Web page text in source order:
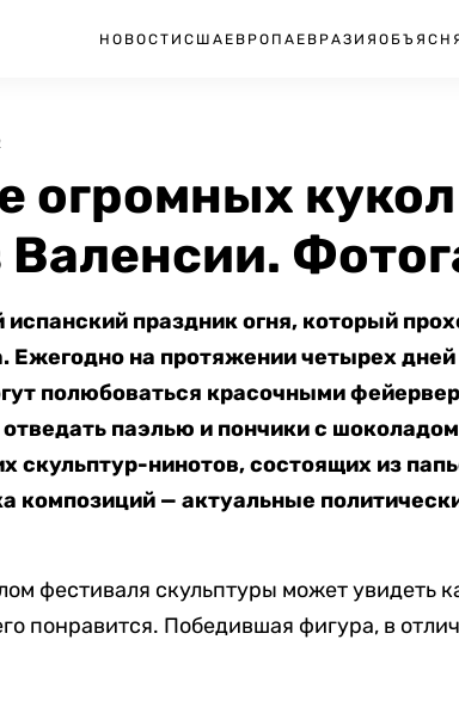
НОВОСТИ США ЕВРОПА ЕВРАЗИЯ
огромных
праздник огня, который
Ежегодно на протяжении четырех
полюбоваться красочными
паэлью и пончики с
скульптур-нинотов, состоящих из
композиций — актуальные
фестиваля скульптуры может увидеть
понравится. Победившая фигура, в